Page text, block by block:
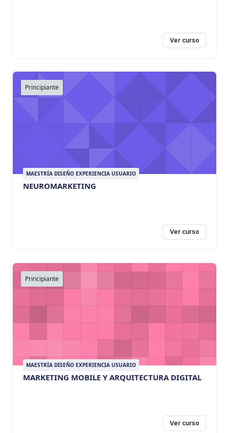
Ver curso
Principiante
MAESTRÍA DISEÑO EXPERIENCIA USUARIO
NEUROMARKETING
Ver curso
Principiante
MAESTRÍA DISEÑO EXPERIENCIA USUARIO
MARKETING MOBILE Y ARQUITECTURA DIGITAL
Ver curso